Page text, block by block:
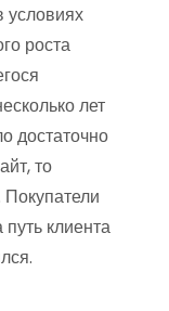
условиях
роста
лет
достаточно
то
Покупатели
клиента